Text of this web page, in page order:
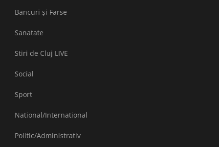
Bancuri și Farse
Sanatate
Stiri de Cluj LIVE
Social
Sport
National/International
Politic/Administrativ